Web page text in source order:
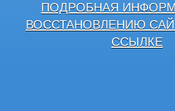
ПОДРОБНАЯ
ВОССТАНОВЛЕНИЮ
ССЫЛКЕ